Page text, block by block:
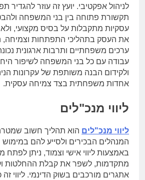
לניהול אפקטיבי. יועץ זה עוזר להגדיר
תקשורת פתוחה בין בני המשפחה
עסקיות מתקבלות על בסיס מקצועי, ולא
את העסק בתהליכי התפתחות וצמיחה,
ערכים משפחתיים ותרבות ארגונית
עבודה עם כל בני המשפחה לשיפור
ולקידום הבנה משותפת של עקרונות
אחדות משפחתית בצד צמיחה עסקית.
ליווי מנכ"לים
ליווי מנכ"לים הוא תהליך חשוב
המנהלים הבכירים ולסייע להם במימוש
באמצעות ליווי אישי וצמוד, ניתן לפתח
מתקדמות, לשפר את קבלת ההחלטות
אתגרים מורכבים בשוק הדינמי. ליווי זה